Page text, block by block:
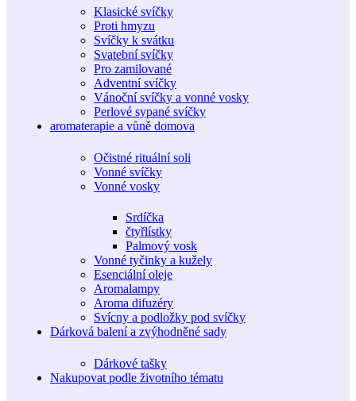
Klasické svíčky
Proti hmyzu
Svíčky k svátku
Svatební svíčky
Pro zamilované
Adventní svíčky
Vánoční svíčky a vonné vosky
Perlové sypané svíčky
aromaterapie a vůně domova
Očistné rituální soli
Vonné svíčky
Vonné vosky
Srdíčka
čtyřlístky
Palmový vosk
Vonné tyčinky a kužely
Esenciální oleje
Aromalampy
Aroma difuzéry
Svícny a podložky pod svíčky
Dárková balení a zvýhodněné sady
Dárkové tašky
Nakupovat podle životního tématu